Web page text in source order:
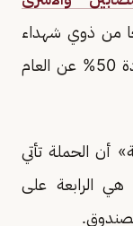
إن 750 حاجا من ذوي شهداء
الواجب يؤدون فريضة حج 1447هـ بزيادة 50% عن العام
أن الحملة تأتي
هي الرابعة على